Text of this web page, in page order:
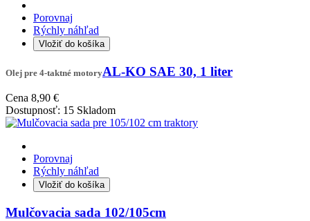
Porovnaj
Rýchly náhľad
Vložiť do košíka
Olej pre 4-taktné motoryAL-KO SAE 30, 1 liter
Cena 8,90 €
Dostupnosť: 15 Skladom
Porovnaj
Rýchly náhľad
Vložiť do košíka
Mulčovacia sada 102/105cm